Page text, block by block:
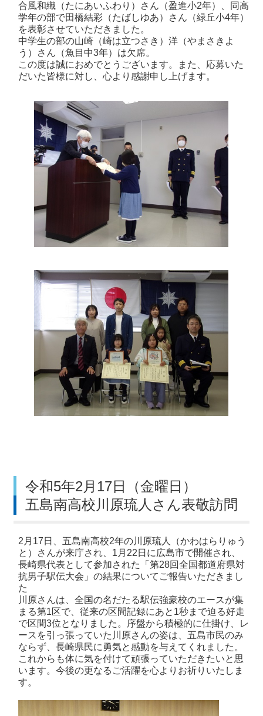
合風和織（たにあいふわり）さん（盈進小2年）、同高
学年の部で田橋結彩（たばしゆあ）さん（緑丘小4年）
を表彰させていただきました。
中学生の部の山崎（崎は立つさき）洋（やまさきよ
う）さん（魚目中3年）は欠席。
この度は誠におめでとうございます。また、応募いた
だいた皆様に対し、心より感謝申し上げます。
令和5年2月17日（金曜日）
五島南高校川原琉人さん表敬訪問
2月17日、五島南高校2年の川原琉人（かわはらりゅう
と）さんが来庁され、1月22日に広島市で開催され、
長崎県代表として参加された「第28回全国都道府県対
抗男子駅伝大会」の結果についてご報告いただきまし
た
川原さんは、全国の名だたる駅伝強豪校のエースが集
まる第1区で、従来の区間記録にあと1秒まで迫る好走
で区間3位となりました。序盤から積極的に仕掛け、レ
ースを引っ張っていた川原さんの姿は、五島市民のみ
ならず、長崎県民に勇気と感動を与えてくれました。
これからも体に気を付けて頑張っていただきたいと思
います。今後の更なるご活躍を心よりお祈りいたしま
す。